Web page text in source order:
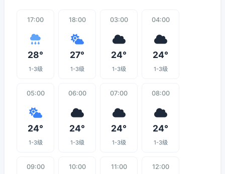
17:00
28°
1-3级
18:00
27°
1-3级
03:00
24°
1-3级
04:00
24°
1-3级
05:00
24°
1-3级
06:00
24°
1-3级
07:00
24°
1-3级
08:00
24°
1-3级
09:00 10:00 11:00 12:00